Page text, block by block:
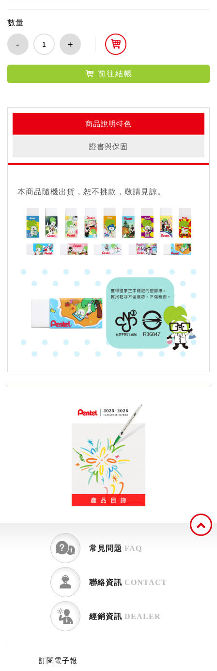
數量
- +
前往結帳
商品說明特色
證書與保固
本商品隨機出貨，恕不挑款，敬請見諒。
常見問題 FAQ
聯絡資訊 CONTACT
經銷資訊 DEALER
訂閱電子報